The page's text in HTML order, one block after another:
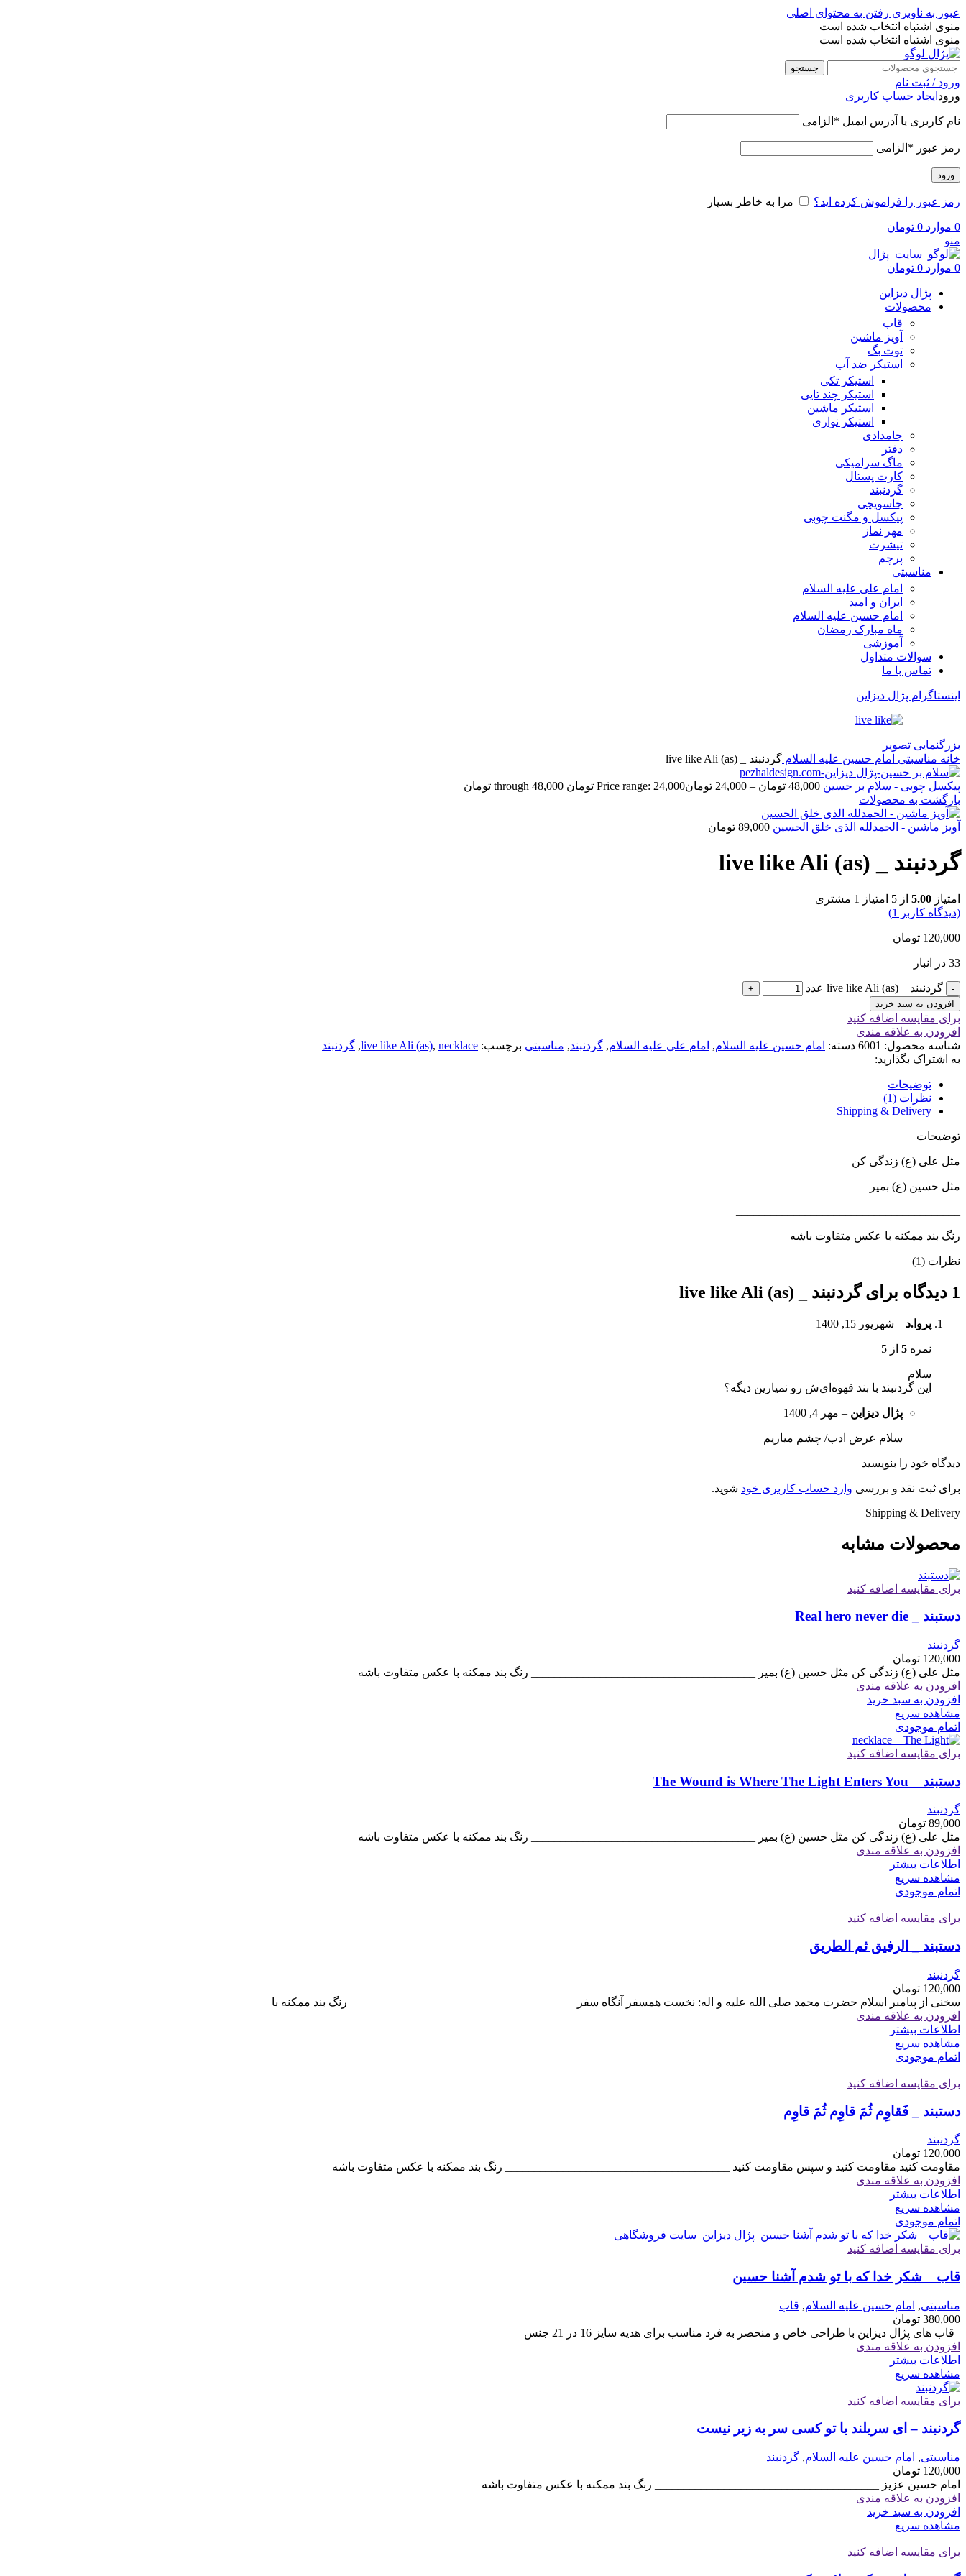
عبور به ناوبری رفتن به محتوای اصلی
منوی اشتباه انتخاب شده است
منوی اشتباه انتخاب شده است
جستجو
ورود / ثبت نام
ورود ایجاد حساب کاربری
نام کاربری یا آدرس ایمیل * الزامی
رمز عبور * الزامی
ورود
رمز عبور را فراموش کرده اید؟ مرا به خاطر بسپار
0 موارد 0 تومان
منو
0 موارد 0 تومان
پژال دیزاین
محصولات
قاب
آویز ماشین
توت بگ
استیکر ضد آب
استیکر تکی
استیکر چند تایی
استیکر ماشین
استیکر نواری
جامدادی
دفتر
ماگ سرامیکی
کارت پستال
گردنبند
جاسویچی
پیکسل و مگنت چوبی
مهر نماز
تیشرت
پرچم
مناسبتی
امام علی علیه السلام
ایران و امید
امام حسین علیه السلام
ماه مبارک رمضان
آموزشی
سوالات متداول
تماس با ما
اینستاگرام پژال دیزاین
بزرگنمایی تصویر
خانه مناسبتی امام حسین علیه السلام گردنبند _ live like Ali (as)
پیکسل چوبی - سلام بر حسین 48,000 تومان –
24,000 تومانPrice range: 24,000 تومان through 48,000 تومان
بازگشت به محصولات
آویز ماشین - الحمدلله الذی خلق الحسین 89,000 تومان
گردنبند _ live like Ali (as)
امتیاز 5.00 از 5 امتیاز 1 مشتری
(دیدگاه کاربر
1
)
120,000 تومان
33 در انبار
گردنبند _ live like Ali (as) عدد
افزودن به سبد خرید
برای مقایسه اضافه کنید
افزودن به علاقه مندی
شناسه محصول: 6001 دسته: امام حسین علیه السلام, امام علی علیه السلام, گردنبند, مناسبتی برچسب: live like Ali (as), necklace
, گردنبند
به اشتراک بگذارید:
توضیحات
نظرات (1)
Shipping & Delivery
توضیحات
مثل علی (ع) زندگی کن
مثل حسین (ع) بمیر
رنگ بند ممکنه با عکس متفاوت باشه
نظرات (1)
1 دیدگاه برای گردنبند _ live like Ali (as)
پروا.د – شهریور 15, 1400
نمره 5 از 5
سلام
این گردنبند با بند قهوه‌ای‌ش رو نمیارین دیگه؟
پژال دیزاین – مهر 4, 1400
سلام عرض ادب/ چشم میاریم
دیدگاه خود را بنویسید
برای ثبت نقد و بررسی وارد حساب کاربری خود شوید.
Shipping & Delivery
محصولات مشابه
برای مقایسه اضافه کنید
دستبند _ Real hero never die
گردنبند
120,000 تومان
مثل علی (ع) زندگی کن مثل حسین (ع) بمیر _______________________________________ رنگ بند ممکنه با عکس متفاوت باشه
افزودن به علاقه مندی
افزودن به سبد خرید
مشاهده سریع
اتمام موجودی
برای مقایسه اضافه کنید
دستبند _ The Wound is Where The Light Enters You
گردنبند
89,000 تومان
مثل علی (ع) زندگی کن مثل حسین (ع) بمیر _______________________________________ رنگ بند ممکنه با عکس متفاوت باشه
افزودن به علاقه مندی
اطلاعات بیشتر
مشاهده سریع
اتمام موجودی
برای مقایسه اضافه کنید
دستبند _ الرفیق ثم الطریق
گردنبند
120,000 تومان
سخنی از پیامبر اسلام حضرت محمد صلی الله علیه و اله: نخست همسفر آنگاه سفر _______________________________________ رنگ بند ممکنه با
افزودن به علاقه مندی
اطلاعات بیشتر
مشاهده سریع
اتمام موجودی
برای مقایسه اضافه کنید
دستبند _ فَقاوِم ثُمَ قاوِم ثُمَ قاوِم
گردنبند
120,000 تومان
مقاومت کنید مقاومت کنید و سپس مقاومت کنید _______________________________________ رنگ بند ممکنه با عکس متفاوت باشه
افزودن به علاقه مندی
اطلاعات بیشتر
مشاهده سریع
اتمام موجودی
برای مقایسه اضافه کنید
قاب _ شکر خدا که با تو شدم آشنا حسین
مناسبتی, امام حسین علیه السلام, قاب
380,000 تومان
قاب های پژال دیزاین با طراحی خاص و منحصر به فرد مناسب برای هدیه سایز 16 در 21 جنس
افزودن به علاقه مندی
اطلاعات بیشتر
مشاهده سریع
برای مقایسه اضافه کنید
گردنبند – ای سربلند با تو کسی سر به زیر نیست
مناسبتی, امام حسین علیه السلام, گردنبند
120,000 تومان
امام حسین عزیز _______________________________________ رنگ بند ممکنه با عکس متفاوت باشه
افزودن به علاقه مندی
افزودن به سبد خرید
مشاهده سریع
برای مقایسه اضافه کنید